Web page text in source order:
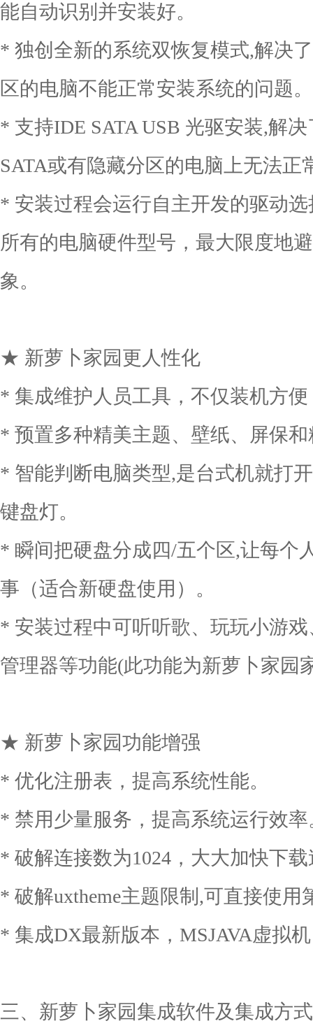
能自动识别并安装好。
* 独创全新的系统双恢复模式,解决
区的电脑不能正常安装系统的问题。
* 支持IDE SATA USB 光驱安装,解
SATA或有隐藏分区的电脑上无法正
* 安装过程会运行自主开发的驱动
所有的电脑硬件型号，最大限度地
象。
★ 新萝卜家园更人性化
* 集成维护人员工具，不仅装机方
* 预置多种精美主题、壁纸、屏保
* 智能判断电脑类型,是台式机就打
键盘灯。
* 瞬间把硬盘分成四/五个区,让每个
事（适合新硬盘使用）。
* 安装过程中可听听歌、玩玩小游
管理器等功能(此功能为新萝卜家园
★ 新萝卜家园功能增强
* 优化注册表，提高系统性能。
* 禁用少量服务，提高系统运行效率
* 破解连接数为1024，大大加快下
* 破解uxtheme主题限制,可直接使用
* 集成DX最新版本，MSJAVA虚拟
三、新萝卜家园集成软件及集成方式